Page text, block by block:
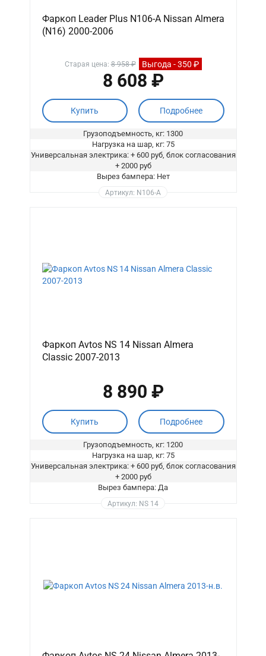
Фаркоп Leader Plus N106-A Nissan Almera
(N16) 2000-2006
Старая цена:8 958 ₽ Выгода - 350 ₽
8 608 ₽
Купить Подробнее
Грузоподъемность, кг: 1300
Нагрузка на шар, кг: 75
Универсальная электрика: + 600 руб, блок согласования
+ 2000 руб
Вырез бампера: Нет
Артикул: N106-A
Фаркоп Avtos NS 14 Nissan Almera
Classic 2007-2013
8 890 ₽
Купить Подробнее
Грузоподъемность, кг: 1200
Нагрузка на шар, кг: 75
Универсальная электрика: + 600 руб, блок согласования
+ 2000 руб
Вырез бампера: Да
Артикул: NS 14